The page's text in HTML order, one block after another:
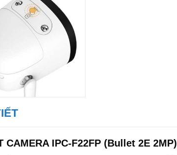
CAMERA IPC-F22FP (Bullet 2E 2MP)